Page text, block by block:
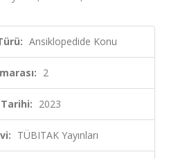
Ansiklopedide Konu
2
Tarihi: 2023
TÜBITAK Yayınları